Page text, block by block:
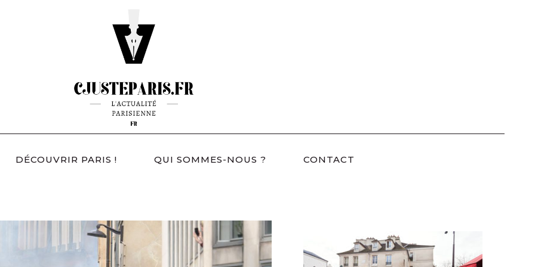
DÉCOUVRIR PARIS ! QUI SOMMES-NOUS ? CONTACT